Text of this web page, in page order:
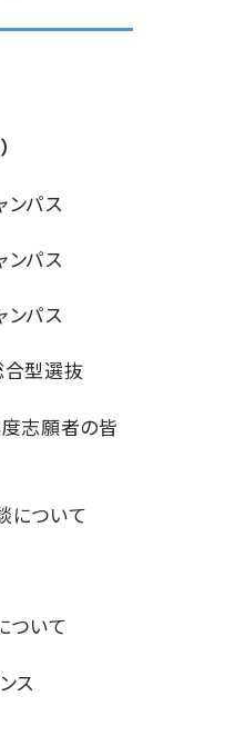
ンパス
ンパス
パス
合型選抜
志願者の皆
について
ついて
ス